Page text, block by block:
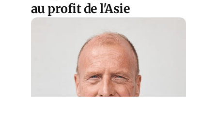
au profit de l'Asie